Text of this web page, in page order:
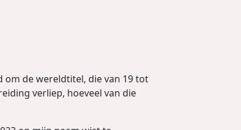
om de wereldtitel, die van 19 tot
verliep, hoeveel van die